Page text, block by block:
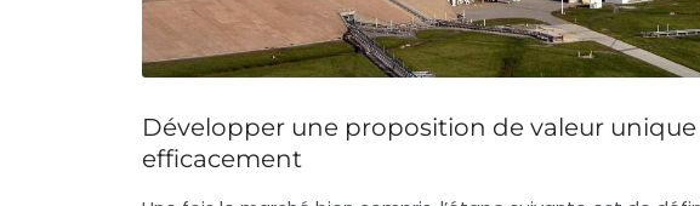
Développer une proposition de valeur
efficacement